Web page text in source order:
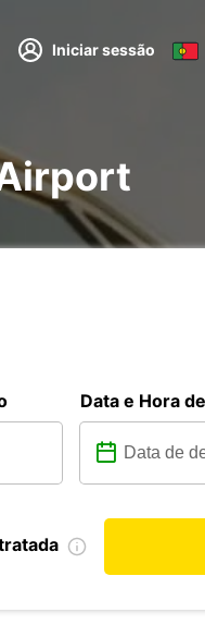
Iniciar sessão
Data e Hora